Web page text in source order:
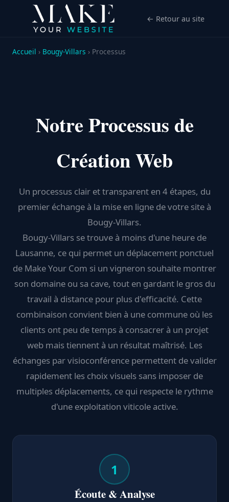
← Retour au site
Accueil › Bougy-Villars › Processus
Notre Processus de
Création Web
Un processus clair et transparent en 4 étapes, du
premier échange à la mise en ligne de votre site à
Bougy-Villars.
Bougy-Villars se trouve à moins d'une heure de
Lausanne, ce qui permet un déplacement ponctuel
de Make Your Com si un vigneron souhaite montrer
son domaine ou sa cave, tout en gardant le gros du
travail à distance pour plus d'efficacité. Cette
combinaison convient bien à une commune où les
clients ont peu de temps à consacrer à un projet
web mais tiennent à un résultat maîtrisé. Les
échanges par visioconférence permettent de valider
rapidement les choix visuels sans imposer de
multiples déplacements, ce qui respecte le rythme
d'une exploitation viticole active.
1
Écoute & Analyse